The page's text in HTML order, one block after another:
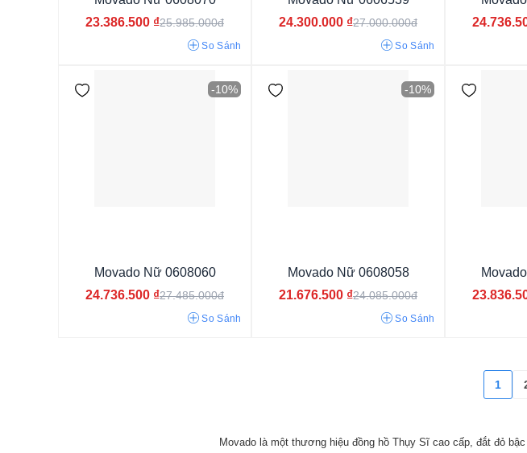
23.386.500 ₫25.985.000đ
So Sánh
24.300.000 ₫27.000.000đ
So Sánh
-10%
Movado Nữ 0608060
24.736.500 ₫27.485.000đ
So Sánh
-10%
Movado Nữ 0608058
21.676.500 ₫24.085.000đ
So Sánh
1
Movado là một thương hiệu đồng hồ Thụy Sĩ cao cấp, đắt đỏ